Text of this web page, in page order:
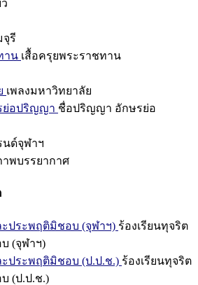
จุรี
าน เสื้อครุยพระราชทาน
เพลงมหาวิทยาลัย
ย่อปริญญา ชื่อปริญญา อักษรย่อ
นด์จุฬาฯ
พบรรยากาศ
ะประพฤติมิชอบ (จุฬาฯ) ร้องเรียนทุจริต
(จุฬาฯ)
ะประพฤติมิชอบ (ป.ป.ช.) ร้องเรียนทุจริต
(ป.ป.ช.)